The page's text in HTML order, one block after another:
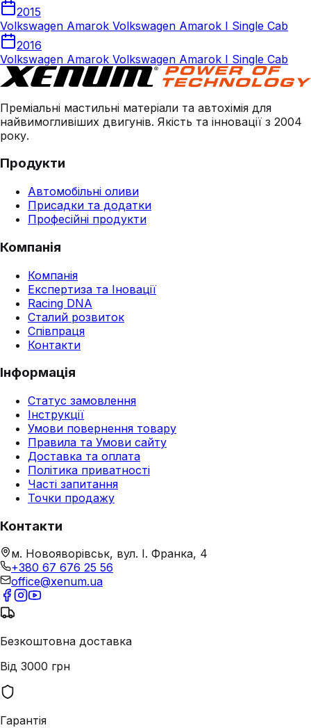
2015
Volkswagen Amarok Volkswagen Amarok I Single Cab
2016
Volkswagen Amarok Volkswagen Amarok I Single Cab
Преміальні мастильні матеріали та автохімія для
найвимогливіших двигунів. Якість та інновації з 2004
року.
Продукти
Автомобільні оливи
Присадки та додатки
Професійні продукти
Компанія
Компанія
Експертиза та Іновації
Racing DNA
Сталий розвиток
Співпраця
Контакти
Інформація
Статус замовлення
Інструкції
Умови повернення товару
Правила та Умови сайту
Доставка та оплата
Політика приватності
Часті запитання
Точки продажу
Контакти
м. Новояворівськ, вул. І. Франка, 4
+380 67 676 25 56
office@xenum.ua
Безкоштовна доставка
Від 3000 грн
Гарантія